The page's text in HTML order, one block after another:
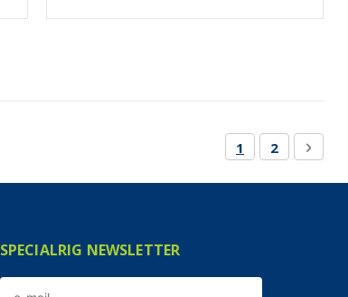
Pagina
Attualmente
1 Pagina
2
SPECIALRIG NEWSLETTER